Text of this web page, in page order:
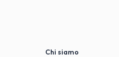
Chi siamo